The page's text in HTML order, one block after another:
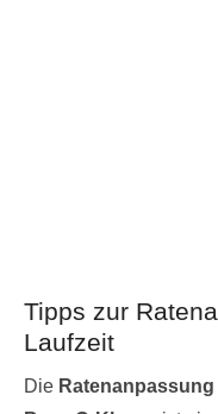
Tipps zur
Laufzeit
Die